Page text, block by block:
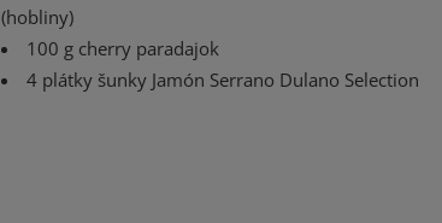
(hobliny)
100 g cherry paradajok
4 plátky šunky Jamón Serrano Dulano Selection